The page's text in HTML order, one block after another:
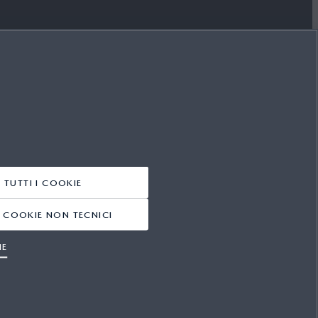
LINKEDIN
INSTAGRAM
COOKIE NON TECNICI
TUTTI I COOKIE